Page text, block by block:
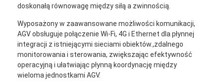
Dom
doskonałą równowagę między siłą a zwinnością.
Wyposażony w zaawansowane możliwości komunikacji,
AGV obsługuje połączenie Wi-Fi, 4G i Ethernet dla płynnej
integracji z istniejącymi sieciami obiektów.,zdalnego
monitorowania i sterowania, zwiększając efektywność
operacyjną i ułatwiając płynną koordynację między
wieloma jednostkami AGV.